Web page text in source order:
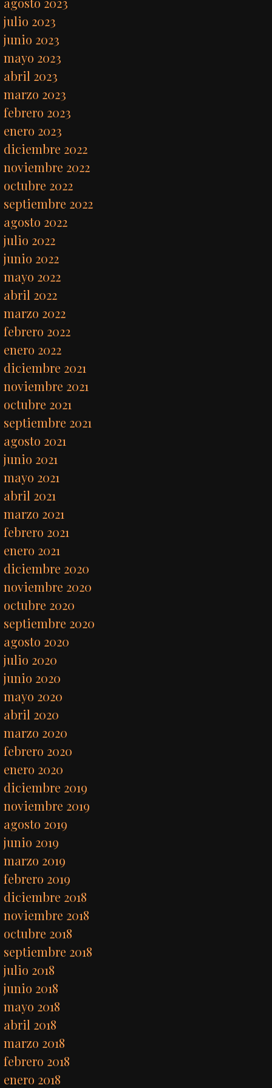
julio 2023
junio 2023
mayo 2023
abril 2023
marzo 2023
febrero 2023
enero 2023
diciembre 2022
noviembre 2022
octubre 2022
septiembre 2022
agosto 2022
julio 2022
junio 2022
mayo 2022
abril 2022
marzo 2022
febrero 2022
enero 2022
diciembre 2021
noviembre 2021
octubre 2021
septiembre 2021
agosto 2021
junio 2021
mayo 2021
abril 2021
marzo 2021
febrero 2021
enero 2021
diciembre 2020
noviembre 2020
octubre 2020
septiembre 2020
agosto 2020
julio 2020
junio 2020
mayo 2020
abril 2020
marzo 2020
febrero 2020
enero 2020
diciembre 2019
noviembre 2019
agosto 2019
junio 2019
marzo 2019
febrero 2019
diciembre 2018
noviembre 2018
octubre 2018
septiembre 2018
julio 2018
junio 2018
mayo 2018
abril 2018
marzo 2018
febrero 2018
enero 2018